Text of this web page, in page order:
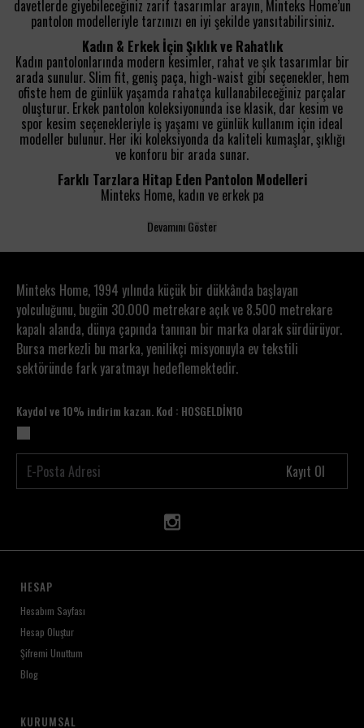
davetlerde giyebileceğiniz zarif tasarımlar arayın, Minteks Home’un
pantolon modelleriyle tarzınızı en iyi şekilde yansıtabilirsiniz.
Kadın & Erkek İçin Şıklık ve Rahatlık
Kadın pantolonlarında modern kesimler, rahat ve şık tasarımlar bir
arada sunulur. Slim fit, geniş paça, high-waist gibi seçenekler, hem
ofiste hem de günlük yaşamda rahatça kullanabileceğiniz parçalar
oluşturur. Erkek pantolon koleksiyonunda ise klasik, dar kesim ve
spor kesim seçenekleriyle iş yaşamı ve günlük kullanım için ideal
modeller bulunur. Her iki koleksiyonda da kaliteli kumaşlar, şıklığı
ve konforu bir arada sunar.
Farklı Tarzlara Hitap Eden Pantolon Modelleri
Minteks Home, kadın ve erkek pa
Devamını Göster
Minteks Home, 1994 yılında küçük bir dükkânda başlayan
yolculuğunu, bugün 30.000 metrekare açık ve 8.500 metrekare
kapalı alanda, dünya çapında tanınan bir marka olarak sürdürüyor.
Bursa merkezli bu marka, yenilikçi misyonuyla ev tekstili
sektöründe fark yaratmayı hedeflemektedir.
Kaydol ve 10% indirim kazan. Kod : HOSGELDİN10
Kayıt Ol
HESAP
Hesabım Sayfası
Hesap Oluştur
Şifremi Unuttum
Blog
KURUMSAL